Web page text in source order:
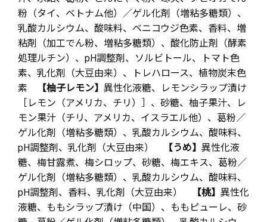
粉（タイ、ベトナム他）／ゲル化剤（増粘多糖類）、
乳酸カルシウム、酸味料、ベニコウジ色素、香料、増
粘剤（加工でん粉、増粘多糖類）、酸化防止剤（酵素
処理ルチン）、pH調整剤、ソルビトール、トマト色
素、乳化剤（大豆由来）、トレハロース、植物炭末色
素
【柚子レモン】 異性化液糖、レモンシラップ漬け
［レモン（アメリカ、チリ）］、砂糖、柚子果汁、レ
モン果汁（チリ、アメリカ、イスラエル他）、葛粉／
ゲル化剤（増粘多糖類）、乳酸カルシウム、酸味料、
pH調整剤、乳化剤（大豆由来）
【うめ】 異性化液
糖、梅甘露煮、梅シロップ、砂糖、梅エキス、葛粉／
ゲル化剤（増粘多糖類）、乳酸カルシウム、酸味料、
pH調整剤、香料、乳化剤（大豆由来）
【桃】 異性化
液糖、ももシラップ漬け（中国）、ももピューレ、砂